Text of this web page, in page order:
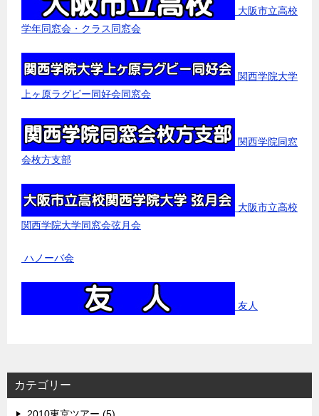
大阪市立高校
学年同窓会・クラス同窓会
関西学院大学
上ヶ原ラグビー同好会同窓会
関西学院同窓
会枚方支部
大阪市立高校
関西学院大学同窓会弦月会
ハノーバ会
友人
カテゴリー